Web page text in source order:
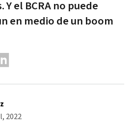
el BCRA no puede
en medio de un boom
2022